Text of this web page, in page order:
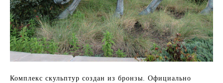
Комплекс скульптур создан из бронзы. Официально